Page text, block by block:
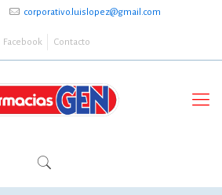
corporativo.luislopez@gmail.com
Facebook Contacto